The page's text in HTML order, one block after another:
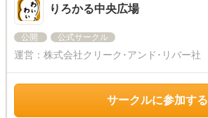
りろかる中央広場
公開 公式サークル
運営： 株式会社クリーク･アンド･リバー社
サークルに参加する